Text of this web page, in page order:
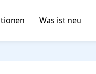
Was ist neu